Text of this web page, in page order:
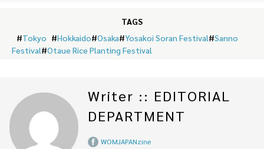
TAGS
#Tokyo #Hokkaido#Osaka#Yosakoi Soran Festival#Sanno
Festival#Otaue Rice Planting Festival
Writer :: EDITORIAL
DEPARTMENT
WOMJAPANzine